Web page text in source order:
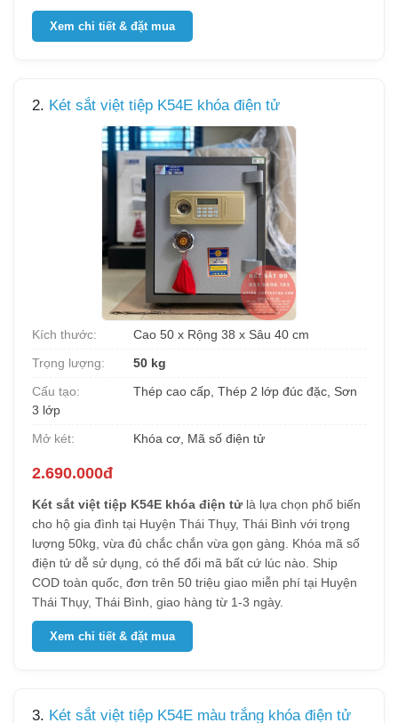
Xem chi tiết & đặt mua
2. Két sắt việt tiệp K54E khóa điện tử
Kích thước:
Cao 50 x Rộng 38 x Sâu 40 cm
Trọng lượng:
50 kg
Cấu tạo:
Thép cao cấp, Thép 2 lớp đúc đặc, Sơn
3 lớp
Mở két:
Khóa cơ, Mã số điện tử
2.690.000đ
Két sắt việt tiệp K54E khóa điện tửlà lựa chọn phổ biến
cho hộ gia đình tại Huyện Thái Thụy, Thái Bình với trọng
lượng 50kg, vừa đủ chắc chắn vừa gọn gàng. Khóa mã số
điện tử dễ sử dụng, có thể đổi mã bất cứ lúc nào. Ship
COD toàn quốc, đơn trên 50 triệu giao miễn phí tại Huyện
Thái Thụy, Thái Bình, giao hàng từ 1-3 ngày.
Xem chi tiết & đặt mua
3. Két sắt việt tiệp K54E màu trắng khóa điện tử